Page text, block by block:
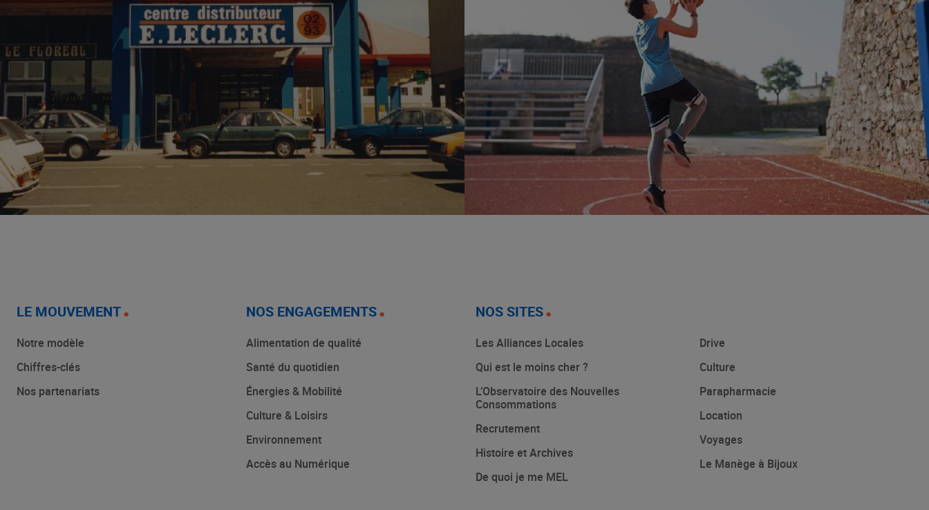
LE MOUVEMENT
Notre modèle
Chiffres-clés
Nos partenariats
NOS ENGAGEMENTS
Alimentation de qualité
Santé du quotidien
Énergies & Mobilité
Culture & Loisirs
Environnement
Accès au Numérique
NOS SITES
Les Alliances Locales
Qui est le moins cher ?
L’Observatoire des Nouvelles
Consommations
Recrutement
Histoire et Archives
De quoi je me MEL
Drive
Culture
Parapharmacie
Location
Voyages
Le Manège à Bijoux